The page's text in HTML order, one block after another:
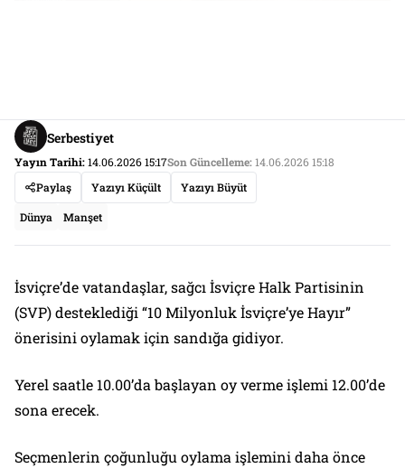
Serbestiyet
Yayın Tarihi:14.06.2026 15:17Son Güncelleme:14.06.2026 15:18
Paylaş
Yazıyı Küçült Yazıyı Büyüt
Dünya Manşet
İsviçre’de vatandaşlar, sağcı İsviçre Halk Partisinin
(SVP) desteklediği “10 Milyonluk İsviçre’ye Hayır”
önerisini oylamak için sandığa gidiyor.
Yerel saatle 10.00’da başlayan oy verme işlemi 12.00’de
sona erecek.
Seçmenlerin çoğunluğu oylama işlemini daha önce